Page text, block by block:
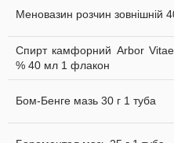
Меновазин розчин зовнішній
Спирт камфорний Arbor Vitae
% 40 мл 1 флакон
Бом-Бенге мазь 30 г 1 туба